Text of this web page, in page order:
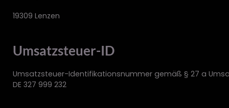
19309 Lenzen
Umsatzsteuer-ID
Umsatzsteuer-Identifikationsnummer gemäß § 27 a
DE 327 999 232